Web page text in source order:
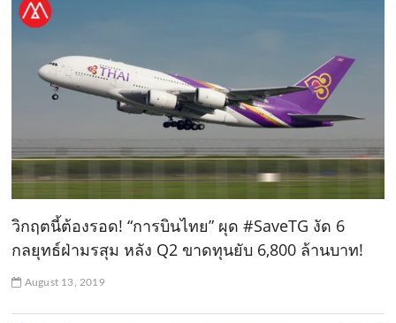
วิกฤตนี้ต้องรอด! “การบินไทย” ผุด #SaveTG งัด 6
กลยุทธ์ฝ่ามรสุม หลัง Q2 ขาดทุนยับ 6,800 ล้านบาท!
August 13, 2019